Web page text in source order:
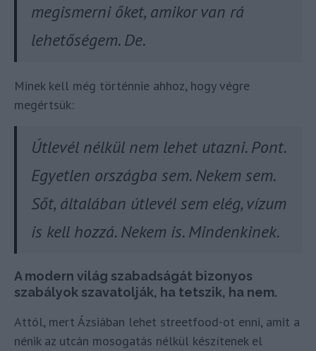
megismerni őket, amikor van rá
lehetőségem. De.
Minek kell még történnie ahhoz, hogy végre
megértsük:
Útlevél nélkül nem lehet utazni. Pont.
Egyetlen országba sem. Nekem sem.
Sőt, általában útlevél sem elég, vízum
is kell hozzá. Nekem is. Mindenkinek.
A modern világ szabadságát bizonyos
szabályok szavatolják, ha tetszik, ha nem.
Attól, mert Ázsiában lehet streetfood-ot enni, amit a
nénik az utcán mosogatás nélkül készítenek el